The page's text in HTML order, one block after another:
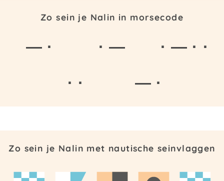
Zo sein je Nalin in morsecode
— · · —
· — · ·
· ·
— ·
Zo sein je Nalin met nautische seinvlaggen